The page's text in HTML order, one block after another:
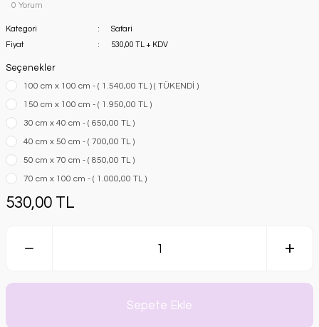
0 Yorum
Kategori
Safari
Fiyat
530,00 TL + KDV
Seçenekler
100 cm x 100 cm - ( 1.540,00 TL ) ( TÜKENDİ )
150 cm x 100 cm - ( 1.950,00 TL )
30 cm x 40 cm - ( 650,00 TL )
40 cm x 50 cm - ( 700,00 TL )
50 cm x 70 cm - ( 850,00 TL )
70 cm x 100 cm - ( 1.000,00 TL )
530,00 TL
Sepete Ekle